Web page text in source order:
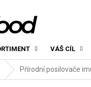
VÁŠ CÍL
Přírodní posilovače